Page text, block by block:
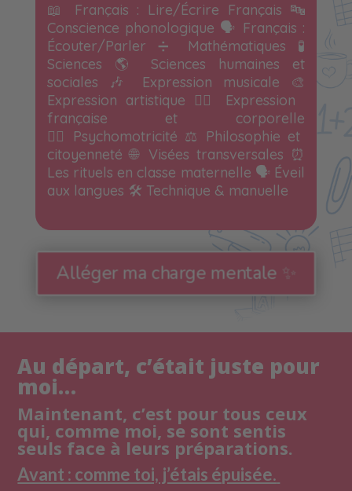
📖 Français : Lire/Écrire Français 🔤
Conscience phonologique 🗣️ Français :
Écouter/Parler ➗ Mathématiques 🧪
Sciences 🌎 Sciences humaines et
sociales 🎶
Expression musicale 🎨
Expression artistique 🤸‍♀️ Expression
française et corporelle
🏃‍♀️ Psychomotricité ⚖️
Philosophie et
citoyenneté 🌐 Visées transversales ⏰
Les rituels en classe maternelle 🗣️ Éveil
aux langues 🛠️ Technique & manuelle
Alléger ma charge mentale ✨
Au départ, c’était juste pour
moi…
Maintenant, c’est pour tous ceux
qui, comme moi, se sont sentis
seuls face à leurs préparations.
Avant : comme toi, j’étais épuisée.